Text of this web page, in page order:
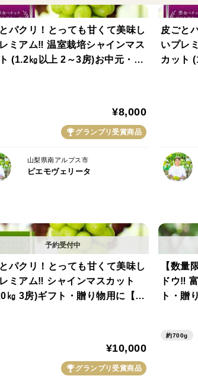
この自然条件が、大粒
品種の特徴
シャインマスカット
安芸津21号と白南と
チューベンと マスカ
美しい外観と大粒の
度を誇ります。
日の当たらない場所で
軸枝の先端に、水分
ーー
熨斗対応について、
【特記事項へ必ずご記
・熨斗の要否：熨斗の
・名入れの要否と名前
パクリ！とっても甘くて美味し
ミアム‼ 温室栽培シャインマス
(1.2㎏以上 2～3房)お中元・ギ
¥8,000
グランプリ受賞商品
山梨県南アルプス市
ピエモヴェリータ
皮ごと
いプレ
カット
パクリ！とっても甘くて美味し
ミアム‼ シャインマスカット
㎏ 3房)ギフト・贈り物用に【贈
¥10,000
グランプリ受賞商品
【数量
ドウ‼
ト・贈
約700g